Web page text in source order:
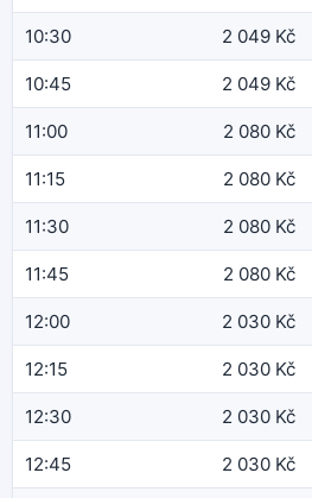
10:30 2 049 Kč
10:45 2 049 Kč
11:00 2 080 Kč
11:15 2 080 Kč
11:30 2 080 Kč
11:45 2 080 Kč
12:00 2 030 Kč
12:15 2 030 Kč
12:30 2 030 Kč
12:45 2 030 Kč